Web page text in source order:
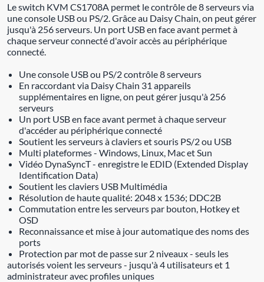
Le switch KVM CS1708A permet le contrôle de 8 serveurs via
une console USB ou PS/2. Grâce au Daisy Chain, on peut gérer
jusqu'à 256 serveurs. Un port USB en face avant permet à
chaque serveur connecté d'avoir accès au périphérique
connecté.
Une console USB ou PS/2 contrôle 8 serveurs
En raccordant via Daisy Chain 31 appareils
supplémentaires en ligne, on peut gérer jusqu'à 256
serveurs
Un port USB en face avant permet à chaque serveur
d'accéder au périphérique connecté
Soutient les serveurs à claviers et souris PS/2 ou USB
Multi plateformes - Windows, Linux, Mac et Sun
Vidéo DynaSyncT - enregistre le EDID (Extended Display
Identification Data)
Soutient les claviers USB Multimédia
Résolution de haute qualité: 2048 x 1536; DDC2B
Commutation entre les serveurs par bouton, Hotkey et
OSD
Reconnaissance et mise à jour automatique des noms des
ports
Protection par mot de passe sur 2 niveaux - seuls les
autorisés voient les serveurs - jusqu'à 4 utilisateurs et 1
administrateur avec profiles uniques